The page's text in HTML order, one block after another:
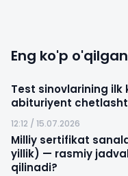
Eng ko'p
Test sinovlarining ilk
abituriyent
12:12 / 15.07.2026
Milliy sertifikat
yillik) — rasmiy
qilinadi?